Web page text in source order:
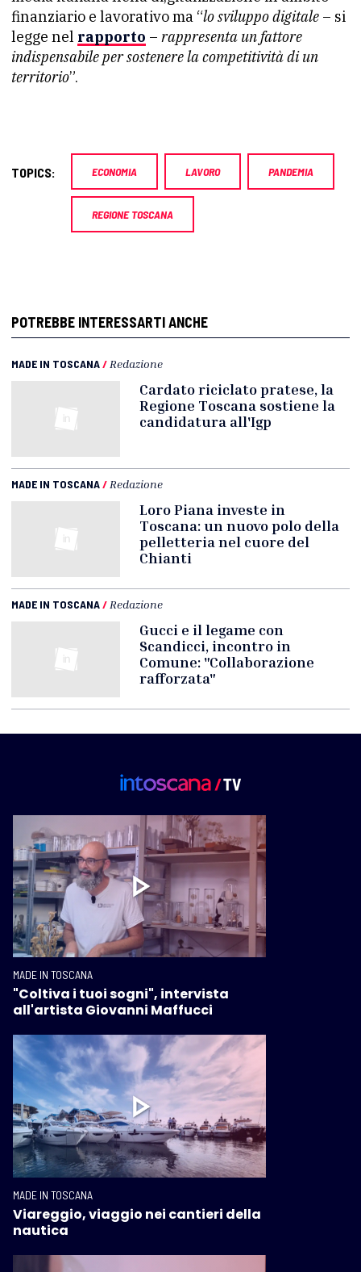
finanziario e lavorativo ma “lo sviluppo digitale – si
legge nel rapporto – rappresenta un fattore
indispensabile per sostenere la competitività di un
territorio”.
TOPICS: ECONOMIA LAVORO PANDEMIA
REGIONE TOSCANA
POTREBBE INTERESSARTI ANCHE
MADE IN TOSCANA/ Redazione
Cardato riciclato pratese, la
Regione Toscana sostiene la
candidatura all'Igp
MADE IN TOSCANA/ Redazione
Loro Piana investe in
Toscana: un nuovo polo della
pelletteria nel cuore del
Chianti
MADE IN TOSCANA/ Redazione
Gucci e il legame con
Scandicci, incontro in
Comune: "Collaborazione
rafforzata"
MADE IN TOSCANA
"Coltiva i tuoi sogni", intervista
all'artista Giovanni Maffucci
MADE IN TOSCANA
Viareggio, viaggio nei cantieri della
nautica